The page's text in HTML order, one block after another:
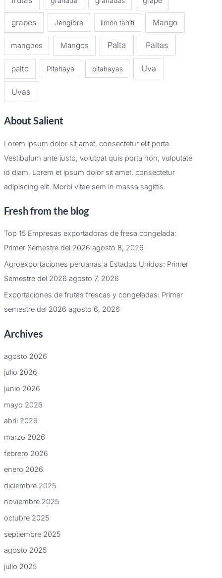
grapes Jengibre limón tahití Mango
mangoes Mangos Palta Paltas
palto Pitahaya pitahayas Uva
Uvas
About Salient
Lorem ipsum dolor sit amet, consectetur elit porta.
Vestibulum ante justo, volutpat quis porta non, vulputate
id diam. Lorem et ipsum dolor sit amet, consectetur
adipiscing elit. Morbi vitae sem in massa sagittis.
Fresh from the blog
Top 15 Empresas exportadoras de fresa congelada:
Primer Semestre del 2026 agosto 8, 2026
Agroexportaciones peruanas a Estados Unidos: Primer
Semestre del 2026 agosto 7, 2026
Exportaciones de frutas frescas y congeladas: Primer
semestre del 2026 agosto 6, 2026
Archives
agosto 2026
julio 2026
junio 2026
mayo 2026
abril 2026
marzo 2026
febrero 2026
enero 2026
diciembre 2025
noviembre 2025
octubre 2025
septiembre 2025
agosto 2025
julio 2025